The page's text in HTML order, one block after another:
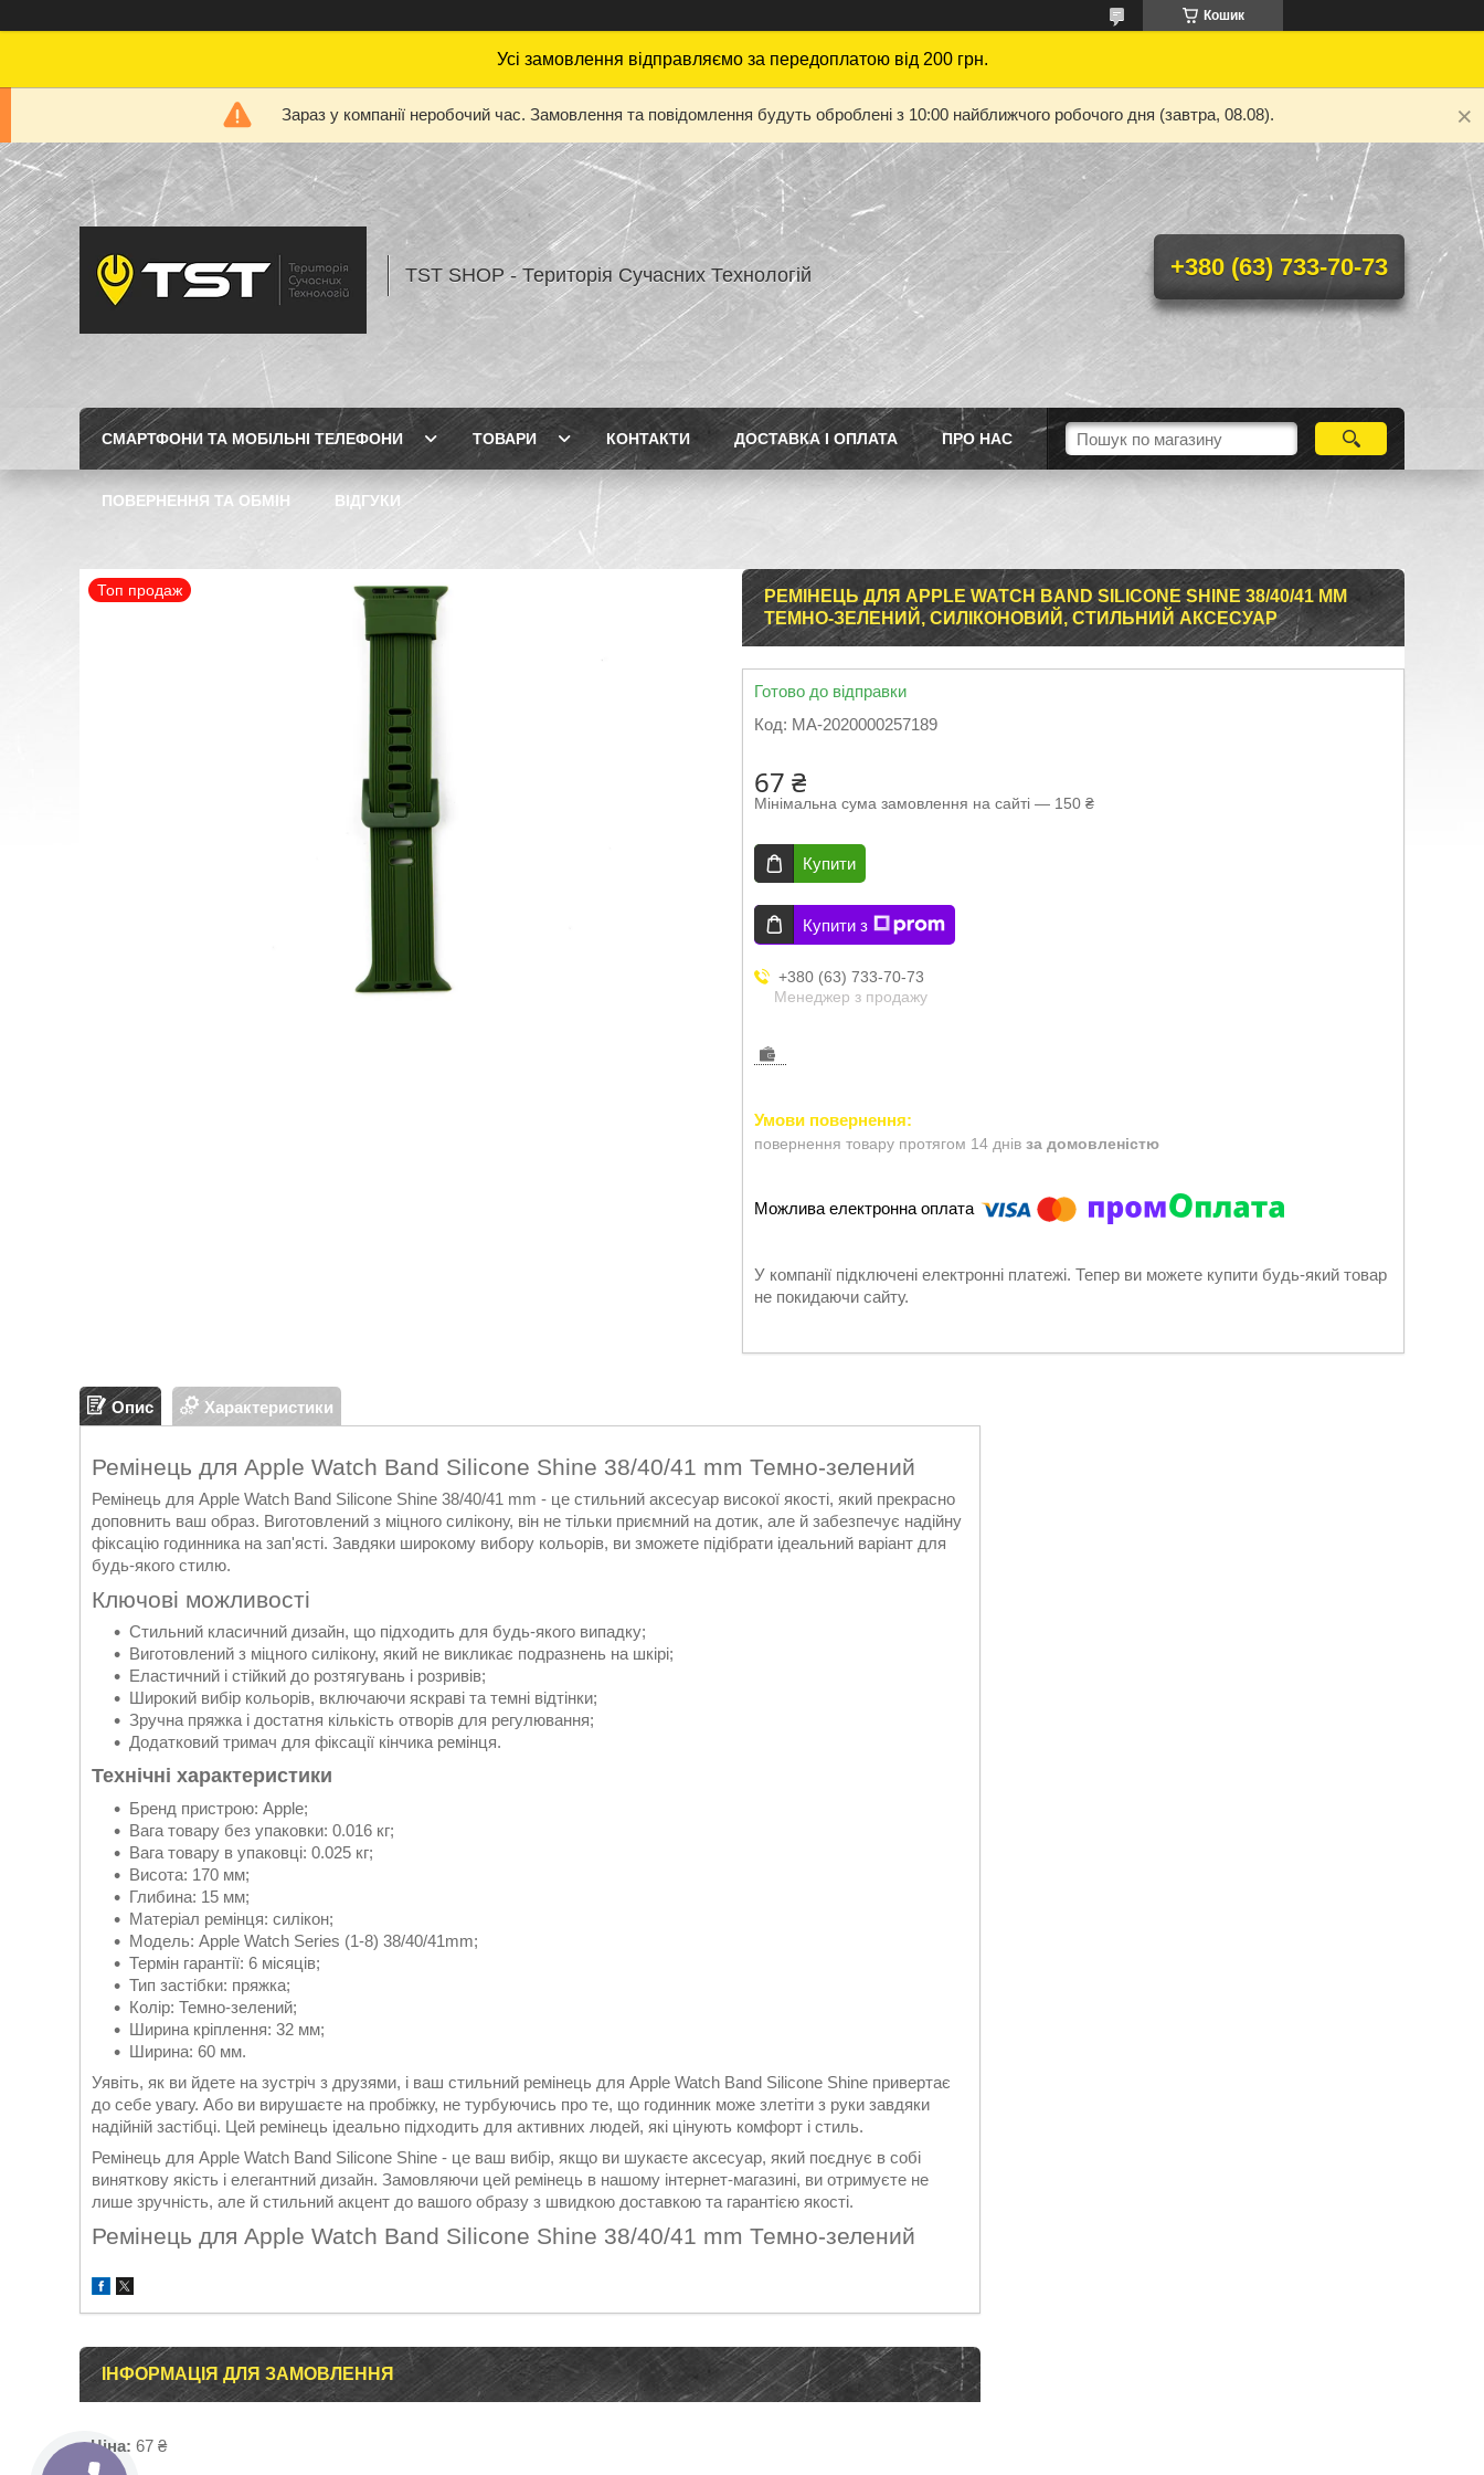
Кошик
Усі замовлення відправляємо за передоплатою від 200 грн.
Зараз у компанії неробочий час. Замовлення та повідомлення будуть оброблені з 10:00 найближчого робочого дня (завтра, 08.08).
TST SHOP - Територія Сучасних Технологій +380 (63) 733-70-73
СМАРТФОНИ ТА МОБІЛЬНІ ТЕЛЕФОНИ ТОВАРИ КОНТАКТИ ДОСТАВКА І ОПЛАТА ПРО НАС
ПОВЕРНЕННЯ ТА ОБМІН ВІДГУКИ
Топ продаж
РЕМІНЕЦЬ ДЛЯ APPLE WATCH BAND SILICONE SHINE 38/40/41 ММ
ТЕМНО-ЗЕЛЕНИЙ, СИЛІКОНОВИЙ, СТИЛЬНИЙ АКСЕСУАР
Готово до відправки
Код: MA-2020000257189
67 ₴
Мінімальна сума замовлення на сайті — 150 ₴
Купити
Купити з
+380 (63) 733-70-73
Менеджер з продажу
повернення товару протягом 14 днів за домовленістю
У компанії підключені електронні платежі. Тепер ви можете купити будь-який товар
не покидаючи сайту.
Опис Характеристики
Ремінець для Apple Watch Band Silicone Shine 38/40/41 mm Темно-зелений
Ремінець для Apple Watch Band Silicone Shine 38/40/41 mm - це стильний аксесуар високої якості, який прекрасно
доповнить ваш образ. Виготовлений з міцного силікону, він не тільки приємний на дотик, але й забезпечує надійну
фіксацію годинника на зап'ясті. Завдяки широкому вибору кольорів, ви зможете підібрати ідеальний варіант для
будь-якого стилю.
Ключові можливості
Стильний класичний дизайн, що підходить для будь-якого випадку;
Виготовлений з міцного силікону, який не викликає подразнень на шкірі;
Еластичний і стійкий до розтягувань і розривів;
Широкий вибір кольорів, включаючи яскраві та темні відтінки;
Зручна пряжка і достатня кількість отворів для регулювання;
Додатковий тримач для фіксації кінчика ремінця.
Технічні характеристики
Бренд пристрою: Apple;
Вага товару без упаковки: 0.016 кг;
Вага товару в упаковці: 0.025 кг;
Висота: 170 мм;
Глибина: 15 мм;
Матеріал ремінця: силікон;
Модель: Apple Watch Series (1-8) 38/40/41mm;
Термін гарантії: 6 місяців;
Тип застібки: пряжка;
Колір: Темно-зелений;
Ширина кріплення: 32 мм;
Ширина: 60 мм.
Уявіть, як ви йдете на зустріч з друзями, і ваш стильний ремінець для Apple Watch Band Silicone Shine привертає
до себе увагу. Або ви вирушаєте на пробіжку, не турбуючись про те, що годинник може злетіти з руки завдяки
надійній застібці. Цей ремінець ідеально підходить для активних людей, які цінують комфорт і стиль.
Ремінець для Apple Watch Band Silicone Shine - це ваш вибір, якщо ви шукаєте аксесуар, який поєднує в собі
виняткову якість і елегантний дизайн. Замовляючи цей ремінець в нашому інтернет-магазині, ви отримуєте не
лише зручність, але й стильний акцент до вашого образу з швидкою доставкою та гарантією якості.
Ремінець для Apple Watch Band Silicone Shine 38/40/41 mm Темно-зелений
ІНФОРМАЦІЯ ДЛЯ ЗАМОВЛЕННЯ
Ціна: 67 ₴